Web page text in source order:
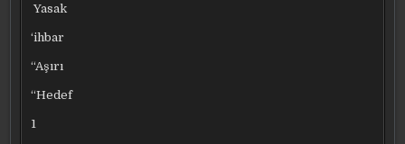
Yasak
‘ihbar
“Aşırı
“Hedef
1